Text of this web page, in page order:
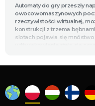
Automaty do gry przeszły
owocowomaszynowych
rzeczywistości wirtualnej,
konstrukcji z trzema
slotach pojawia się
przestronnych pokojów
najpowszechniej
mechaniki.